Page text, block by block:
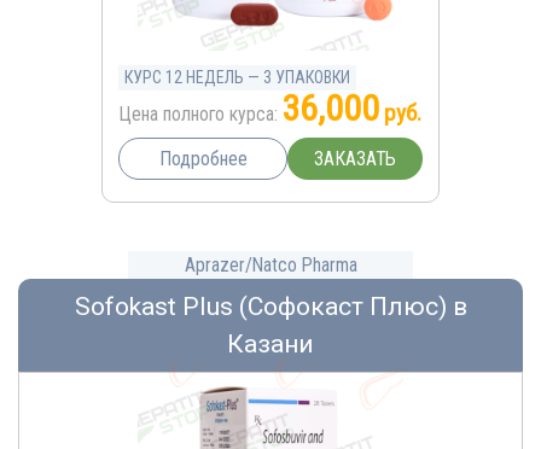
КУРС 12 НЕДЕЛЬ — 3 УПАКОВКИ
Цена полного курса: 36,000 руб.
Подробнее ЗАКАЗАТЬ
Aprazer/Natco Pharma
Sofokast Plus (Софокаст Плюс) в
Казани